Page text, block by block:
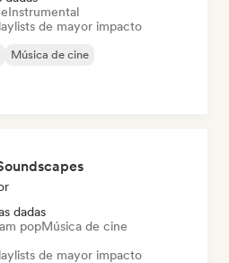
Instrumental
de mayor impacto
Música de cine
dadas
popMúsica de cine
de mayor impacto